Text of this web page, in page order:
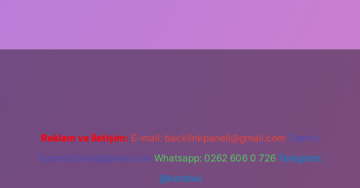
Reklam ve İletişim: E-mail: backlinkpaneli@gmail.com Teams:
forumhizmeti@gmail.com Whatsapp: 0262 606 0 726 Telegram:
@karabul